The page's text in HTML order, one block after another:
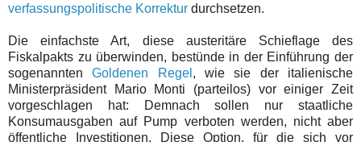
verfassungspolitische Korrektur durchsetzen.
Die einfachste Art, diese austeritäre Schieflage des
Fiskalpakts zu überwinden, bestünde in der Einführung der
sogenanntenGoldenen Regel , wie sie der italienische
Ministerpräsident Mario Monti (parteilos) vor einiger Zeit
vorgeschlagen hat: Demnach sollen nur staatliche
Konsumausgaben auf Pump verboten werden, nicht aber
öffentliche Investitionen. Diese Option, für die sich vor